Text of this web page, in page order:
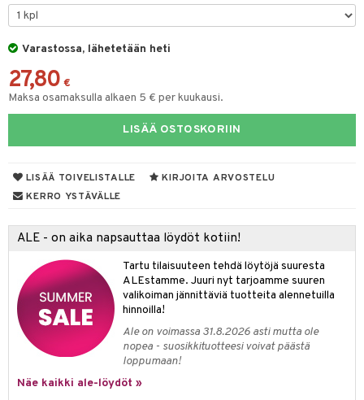
Varastossa, lähetetään heti
27,80 €
Maksa osamaksulla alkaen 5 € per kuukausi.
LISÄÄ OSTOSKORIIN
LISÄÄ TOIVELISTALLE
KIRJOITA ARVOSTELU
KERRO YSTÄVÄLLE
ALE - on aika napsauttaa löydöt kotiin!
Tartu tilaisuuteen tehdä löytöjä suuresta
ALEstamme. Juuri nyt tarjoamme suuren
valikoiman jännittäviä tuotteita alennetuilla
hinnoilla!
Ale on voimassa 31.8.2026 asti mutta ole
nopea - suosikkituotteesi voivat päästä
loppumaan!
Näe kaikki ale-löydöt »
Maustemyllyt
/ Outdoor
& Vihannesveitset
sisustus
tarvikkeita
koristelu